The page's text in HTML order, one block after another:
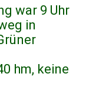
war 9 Uhr
in
hm, keine